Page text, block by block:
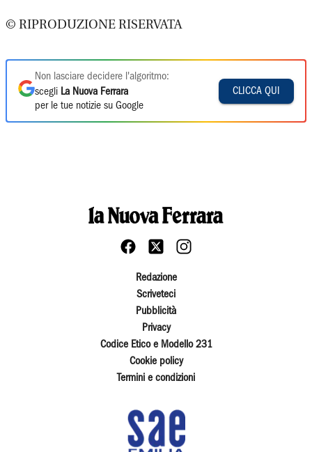
© RIPRODUZIONE RISERVATA
Non lasciare decidere l'algoritmo:
scegli La Nuova Ferrara
per le tue notizie su Google
CLICCA QUI
Redazione
Scriveteci
Pubblicità
Privacy
Codice Etico e Modello 231
Cookie policy
Termini e condizioni